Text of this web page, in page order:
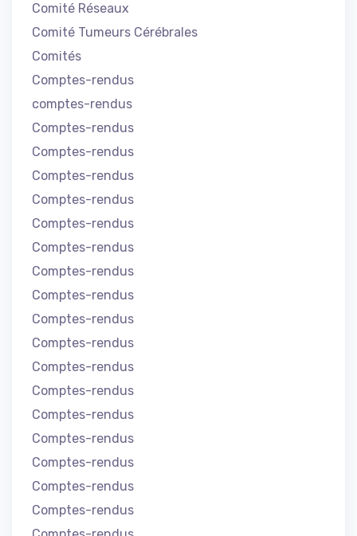
Comité Réseaux
Comité Tumeurs Cérébrales
Comités
Comptes-rendus
comptes-rendus
Comptes-rendus
Comptes-rendus
Comptes-rendus
Comptes-rendus
Comptes-rendus
Comptes-rendus
Comptes-rendus
Comptes-rendus
Comptes-rendus
Comptes-rendus
Comptes-rendus
Comptes-rendus
Comptes-rendus
Comptes-rendus
Comptes-rendus
Comptes-rendus
Comptes-rendus